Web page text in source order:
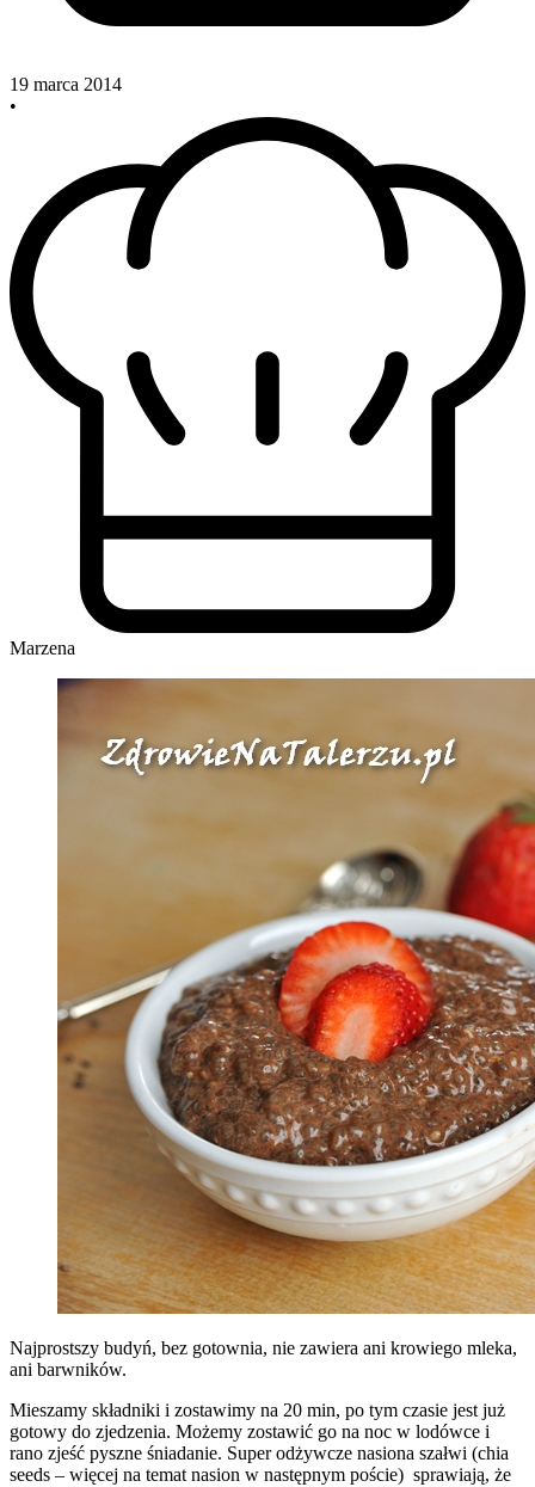
19 marca 2014
•
Marzena
Najprostszy budyń, bez gotownia, nie zawiera ani krowiego mleka,
ani barwników.
Mieszamy składniki i zostawimy na 20 min, po tym czasie jest już
gotowy do zjedzenia. Możemy zostawić go na noc w lodówce i
rano zjeść pyszne śniadanie. Super odżywcze nasiona szałwi (chia
seeds – więcej na temat nasion w następnym poście) sprawiają, że